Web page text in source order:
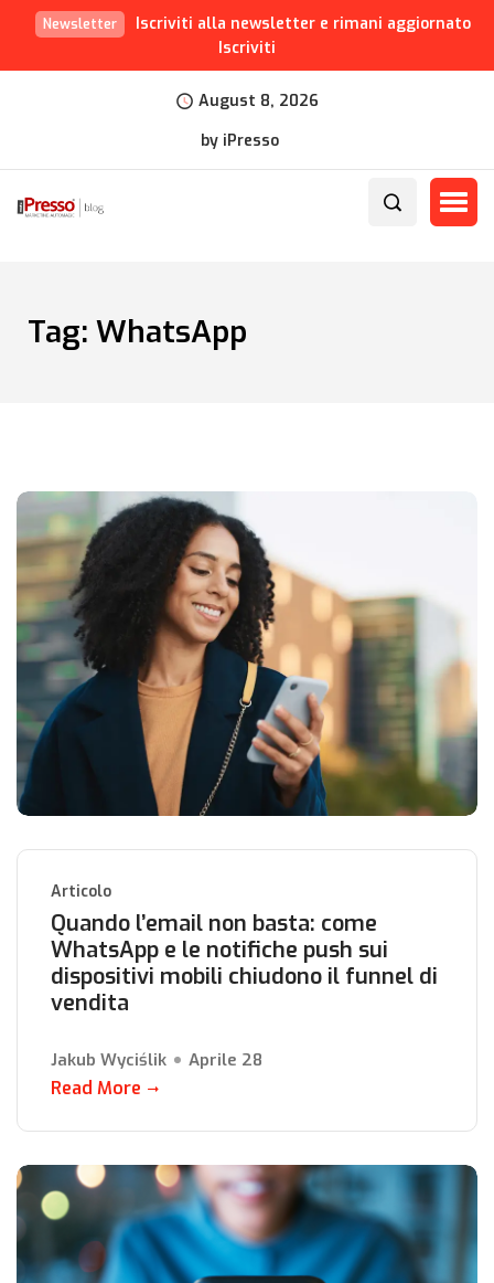
Newsletter
Iscriviti alla newsletter e rimani aggiornato
Iscriviti
August 8, 2026
by iPresso
Tag: WhatsApp
Articolo
Quando l’email non basta: come
WhatsApp e le notifiche push sui
dispositivi mobili chiudono il funnel di
vendita
Jakub Wyciślik Aprile 28
Read More